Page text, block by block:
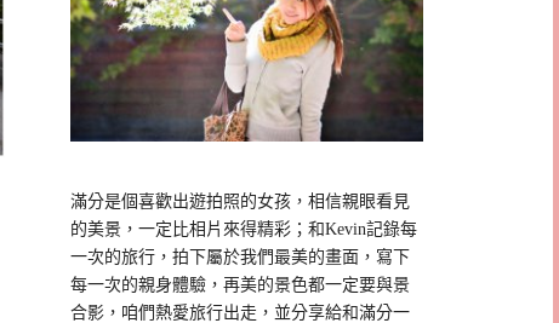
滿分是個喜歡出遊拍照的女孩，相信親眼看見
的美景，一定比相片來得精彩；和Kevin記錄每
一次的旅行，拍下屬於我們最美的畫面，寫下
每一次的親身體驗，再美的景色都一定要與景
合影，咱們熱愛旅行出走，並分享給和滿分一